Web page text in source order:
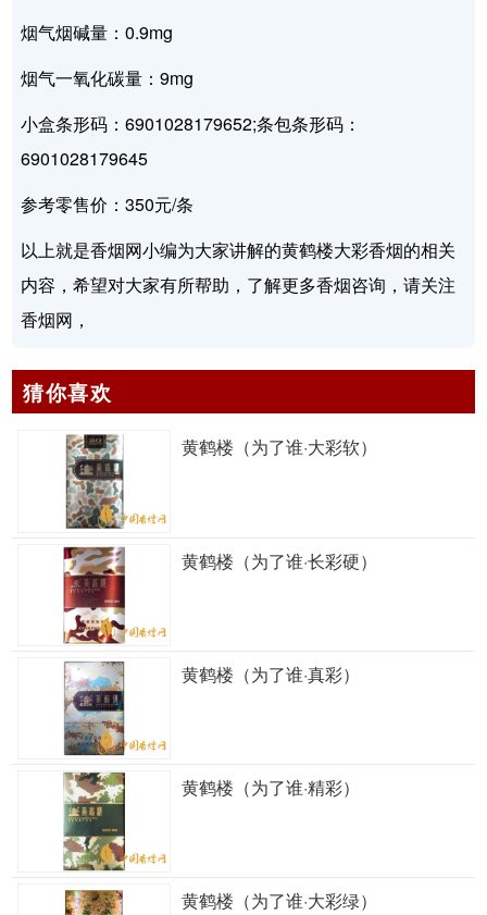
烟气烟碱量：0.9mg
烟气一氧化碳量：9mg
小盒条形码：6901028179652;条包条形码：
6901028179645
参考零售价：350元/条
以上就是香烟网小编为大家讲解的黄鹤楼大彩香烟的相关
内容，希望对大家有所帮助，了解更多香烟咨询，请关注
香烟网，
猜你喜欢
黄鹤楼（为了谁·大彩软）
黄鹤楼（为了谁·长彩硬）
黄鹤楼（为了谁·真彩）
黄鹤楼（为了谁·精彩）
黄鹤楼（为了谁·大彩绿）